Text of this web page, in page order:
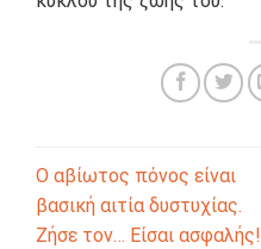
Ο αβίωτος πόνος είναι
βασική αιτία δυστυχίας.
Ζήσε τον… Είσαι ασφαλής!